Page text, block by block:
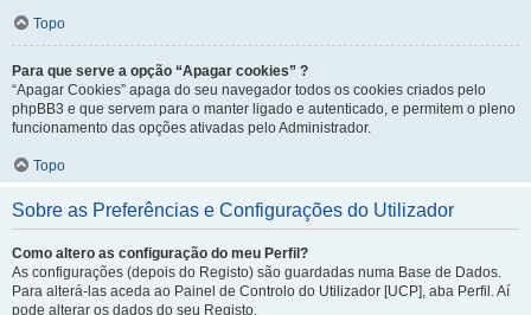
Topo
Para que serve a opção “Apagar cookies” ?
“Apagar Cookies” apaga do seu navegador todos os cookies criados pelo
phpBB3 e que servem para o manter ligado e autenticado, e permitem o pleno
funcionamento das opções ativadas pelo Administrador.
Topo
Sobre as Preferências e Configurações do Utilizador
Como altero as configuração do meu Perfil?
As configurações (depois do Registo) são guardadas numa Base de Dados.
Para alterá-las aceda ao Painel de Controlo do Utilizador [UCP], aba Perfil. Aí
pode alterar os dados do seu Registo.